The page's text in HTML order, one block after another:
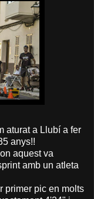
aturat a Llubí a fer
anys!!
aquest va
amb un atleta
primer pic en molts